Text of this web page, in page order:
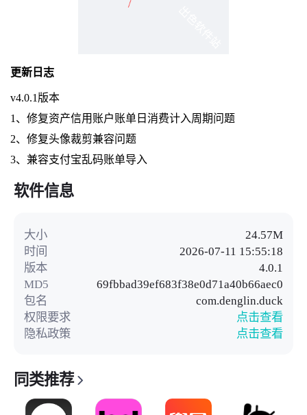
更新日志
v4.0.1版本
1、修复资产信用账户账单日消费计入周期问题
2、修复头像裁剪兼容问题
3、兼容支付宝乱码账单导入
软件信息
大小
24.57M
时间
2026-07-11 15:55:18
版本
4.0.1
MD5
69fbbad39ef683f38e0d71a40b66aec0
包名
com.denglin.duck
权限要求
点击查看
隐私政策
点击查看
同类推荐